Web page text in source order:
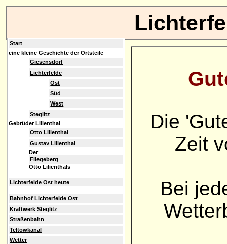
Die
Zeit
Bei
Start
eine kleine Geschichte der Ortsteile
Giesensdorf
Lichterfelde
Ost
Süd
West
Steglitz
Gebrüder Lilienthal
Otto Lilienthal
Gustav Lilienthal
Der
Fliegeberg
Otto Lilienthals
Lichterfelde Ost heute
Bahnhof Lichterfelde Ost
Kraftwerk Steglitz
Straßenbahn
Teltowkanal
Wetter